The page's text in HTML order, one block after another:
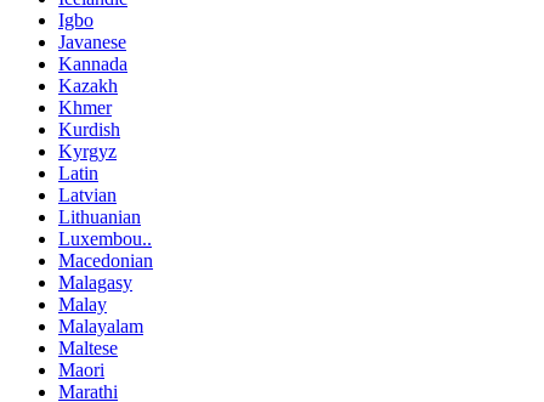
Igbo
Javanese
Kannada
Kazakh
Khmer
Kurdish
Kyrgyz
Latin
Latvian
Lithuanian
Luxembou..
Macedonian
Malagasy
Malay
Malayalam
Maltese
Maori
Marathi